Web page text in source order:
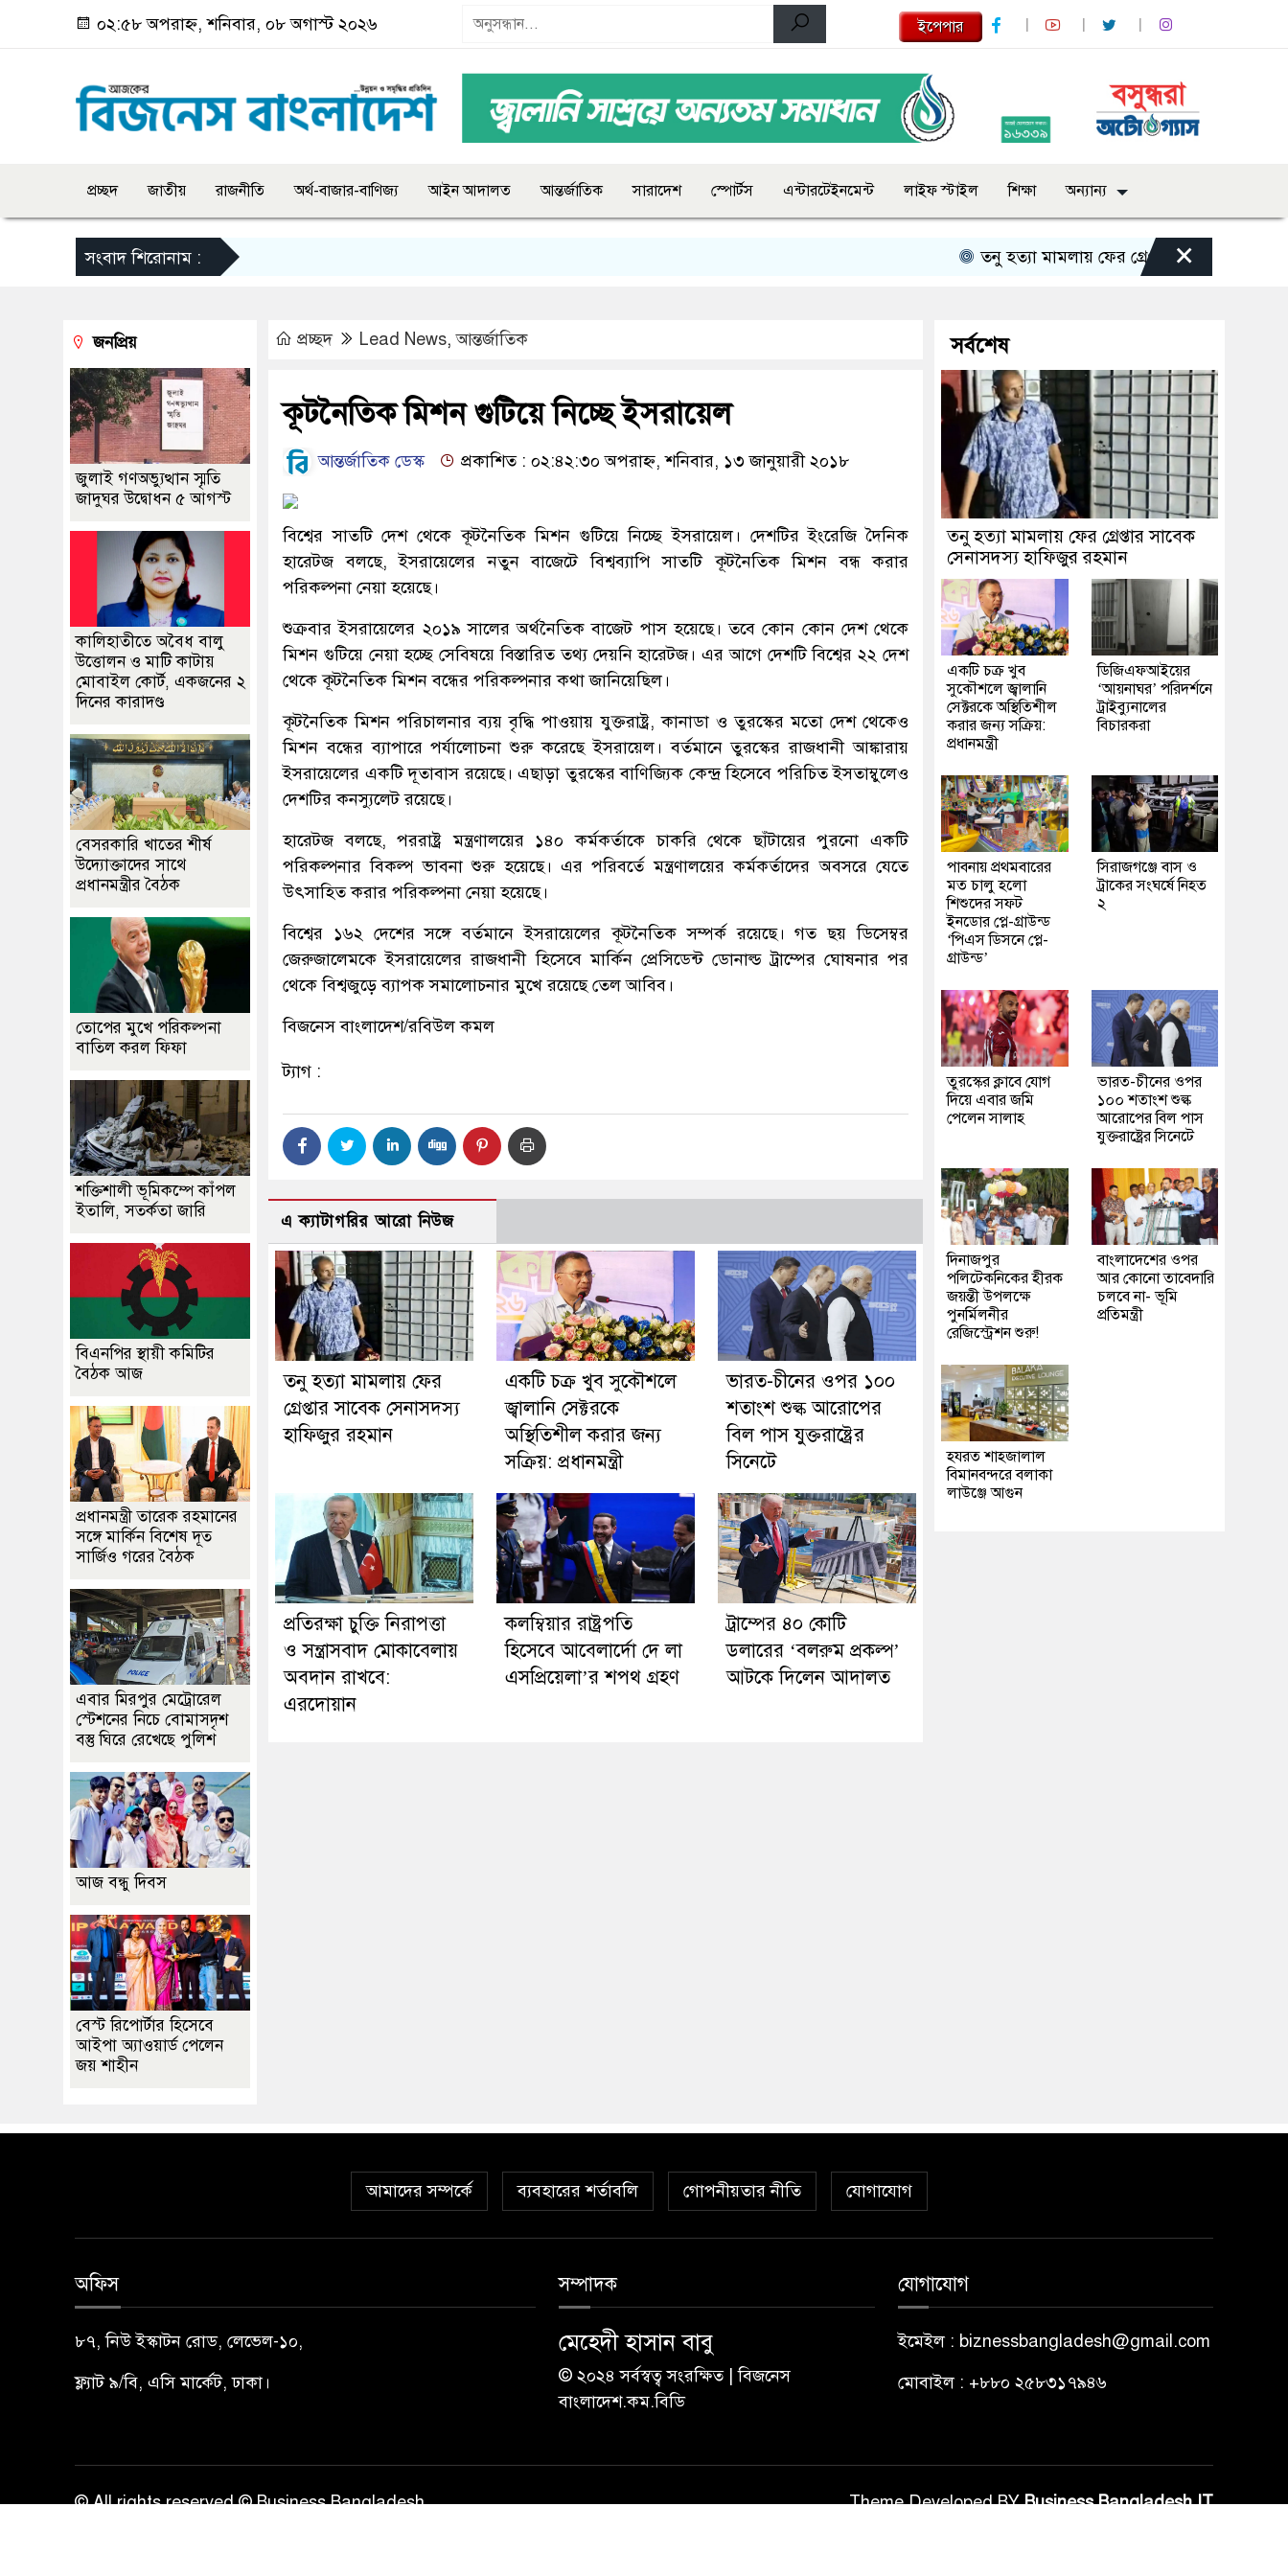
০২:৫৮ অপরাহ্ন, শনিবার, ০৮ অগাস্ট ২০২৬ ইপেপার
প্রচ্ছদ জাতীয় রাজনীতি অর্থ-বাজার-বাণিজ্য আইন আদালত আন্তর্জাতিক সারাদেশ স্পোর্টস এন্টারটেইনমেন্ট লাইফ স্টাইল শিক্ষা অন্যান্য
সংবাদ শিরোনাম : তনু হত্যা মামলায় ফের গ্রেপ্তার সাবেক সেনাসদস্য
×
প্রচ্ছদ Lead News,আন্তর্জাতিক
কূটনৈতিক মিশন গুটিয়ে নিচ্ছে ইসরায়েল
আন্তর্জাতিক ডেস্ক প্রকাশিত : ০২:৪২:৩০ অপরাহ্ন, শনিবার, ১৩ জানুয়ারী ২০১৮
বিশ্বের সাতটি দেশ থেকে কূটনৈতিক মিশন গুটিয়ে নিচ্ছে ইসরায়েল। দেশটির ইংরেজি দৈনিক
হারেটজ বলছে, ইসরায়েলের নতুন বাজেটে বিশ্বব্যাপি সাতটি কূটনৈতিক মিশন বন্ধ করার
পরিকল্পনা নেয়া হয়েছে।
শুক্রবার ইসরায়েলের ২০১৯ সালের অর্থনৈতিক বাজেট পাস হয়েছে। তবে কোন কোন দেশ থেকে
মিশন গুটিয়ে নেয়া হচ্ছে সেবিষয়ে বিস্তারিত তথ্য দেয়নি হারেটজ। এর আগে দেশটি বিশ্বের ২২ দেশ
থেকে কূটনৈতিক মিশন বন্ধের পরিকল্পনার কথা জানিয়েছিল।
কূটনৈতিক মিশন পরিচালনার ব্যয় বৃদ্ধি পাওয়ায় যুক্তরাষ্ট্র, কানাডা ও তুরস্কের মতো দেশ থেকেও
মিশন বন্ধের ব্যাপারে পর্যালোচনা শুরু করেছে ইসরায়েল। বর্তমানে তুরস্কের রাজধানী আঙ্কারায়
ইসরায়েলের একটি দূতাবাস রয়েছে। এছাড়া তুরস্কের বাণিজ্যিক কেন্দ্র হিসেবে পরিচিত ইসতাম্বুলেও
দেশটির কনস্যুলেট রয়েছে।
হারেটজ বলছে, পররাষ্ট্র মন্ত্রণালয়ের ১৪০ কর্মকর্তাকে চাকরি থেকে ছাঁটায়ের পুরনো একটি
পরিকল্পনার বিকল্প ভাবনা শুরু হয়েছে। এর পরিবর্তে মন্ত্রণালয়ের কর্মকর্তাদের অবসরে যেতে
উৎসাহিত করার পরিকল্পনা নেয়া হয়েছে।
বিশ্বের ১৬২ দেশের সঙ্গে বর্তমানে ইসরায়েলের কূটনৈতিক সম্পর্ক রয়েছে। গত ছয় ডিসেম্বর
জেরুজালেমকে ইসরায়েলের রাজধানী হিসেবে মার্কিন প্রেসিডেন্ট ডোনাল্ড ট্রাম্পের ঘোষনার পর
থেকে বিশ্বজুড়ে ব্যাপক সমালোচনার মুখে রয়েছে তেল আবিব।
বিজনেস বাংলাদেশ/রবিউল কমল
ট্যাগ :
এ ক্যাটাগরির আরো নিউজ
তনু হত্যা মামলায় ফের
গ্রেপ্তার সাবেক সেনাসদস্য
হাফিজুর রহমান
একটি চক্র খুব সুকৌশলে
জ্বালানি সেক্টরকে
অস্থিতিশীল করার জন্য
সক্রিয়: প্রধানমন্ত্রী
ভারত-চীনের ওপর ১০০
শতাংশ শুল্ক আরোপের
বিল পাস যুক্তরাষ্ট্রের
সিনেটে
প্রতিরক্ষা চুক্তি নিরাপত্তা
ও সন্ত্রাসবাদ মোকাবেলায়
অবদান রাখবে:
এরদোয়ান
কলম্বিয়ার রাষ্ট্রপতি
হিসেবে আবেলার্দো দে লা
এসপ্রিয়েলা’র শপথ গ্রহণ
ট্রাম্পের ৪০ কোটি
ডলারের ‘বলরুম প্রকল্প’
আটকে দিলেন আদালত
জনপ্রিয়
জুলাই গণঅভ্যুত্থান স্মৃতি
জাদুঘর উদ্বোধন ৫ আগস্ট
কালিহাতীতে অবৈধ বালু
উত্তোলন ও মাটি কাটায়
মোবাইল কোর্ট, একজনের ২
দিনের কারাদণ্ড
বেসরকারি খাতের শীর্ষ
উদ্যোক্তাদের সাথে
প্রধানমন্ত্রীর বৈঠক
তোপের মুখে পরিকল্পনা
বাতিল করল ফিফা
শক্তিশালী ভূমিকম্পে কাঁপল
ইতালি, সতর্কতা জারি
বিএনপির স্থায়ী কমিটির
বৈঠক আজ
প্রধানমন্ত্রী তারেক রহমানের
সঙ্গে মার্কিন বিশেষ দূত
সার্জিও গরের বৈঠক
এবার মিরপুর মেট্রোরেল
স্টেশনের নিচে বোমাসদৃশ
বস্তু ঘিরে রেখেছে পুলিশ
আজ বন্ধু দিবস
বেস্ট রিপোর্টার হিসেবে
আইপা অ্যাওয়ার্ড পেলেন
জয় শাহীন
সর্বশেষ
তনু হত্যা মামলায় ফের গ্রেপ্তার সাবেক
সেনাসদস্য হাফিজুর রহমান
একটি চক্র খুব
সুকৌশলে জ্বালানি
সেক্টরকে অস্থিতিশীল
করার জন্য সক্রিয়:
প্রধানমন্ত্রী
ডিজিএফআইয়ের
‘আয়নাঘর’ পরিদর্শনে
ট্রাইব্যুনালের
বিচারকরা
পাবনায় প্রথমবারের
মত চালু হলো
শিশুদের সফট
ইনডোর প্লে-গ্রাউন্ড
‘পিএস ডিসনে প্লে-
গ্রাউন্ড’
সিরাজগঞ্জে বাস ও
ট্রাকের সংঘর্ষে নিহত
২
তুরস্কের ক্লাবে যোগ
দিয়ে এবার জমি
পেলেন সালাহ
ভারত-চীনের ওপর
১০০ শতাংশ শুল্ক
আরোপের বিল পাস
যুক্তরাষ্ট্রের সিনেটে
দিনাজপুর
পলিটেকনিকের হীরক
জয়ন্তী উপলক্ষে
পুনর্মিলনীর
রেজিস্ট্রেশন শুরু!
বাংলাদেশের ওপর
আর কোনো তাবেদারি
চলবে না- ভূমি
প্রতিমন্ত্রী
হযরত শাহজালাল
বিমানবন্দরে বলাকা
লাউঞ্জে আগুন
আমাদের সম্পর্কে ব্যবহারের শর্তাবলি গোপনীয়তার নীতি যোগাযোগ
অফিস
৮৭, নিউ ইস্কাটন রোড, লেভেল-১০,
ফ্ল্যাট ৯/বি, এসি মার্কেট, ঢাকা।
সম্পাদক
মেহেদী হাসান বাবু
© ২০২৪ সর্বস্বত্ব সংরক্ষিত | বিজনেস
বাংলাদেশ.কম.বিডি
যোগাযোগ
ইমেইল : biznessbangladesh@gmail.com
মোবাইল : +৮৮০ ২৫৮৩১৭৯৪৬
© All rights reserved © Business Bangladesh Theme Developed BYBusiness Bangladesh IT